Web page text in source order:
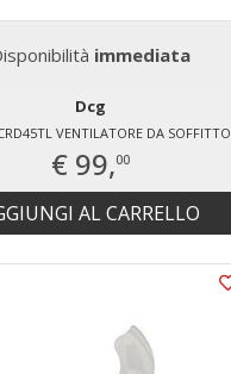
immediata
Dcg
VENTILATORE DA SOFFITTO
€ 99,00
AL CARRELLO